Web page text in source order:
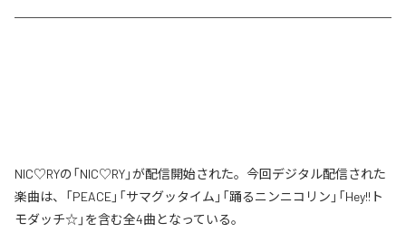
NIC♡RYの「NIC♡RY」が配信開始された。今回デジタル配信された
楽曲は、「PEACE」「サマグッタイム」「踊るニンニコリン」「Hey!!ト
モダッチ☆」を含む全4曲となっている。